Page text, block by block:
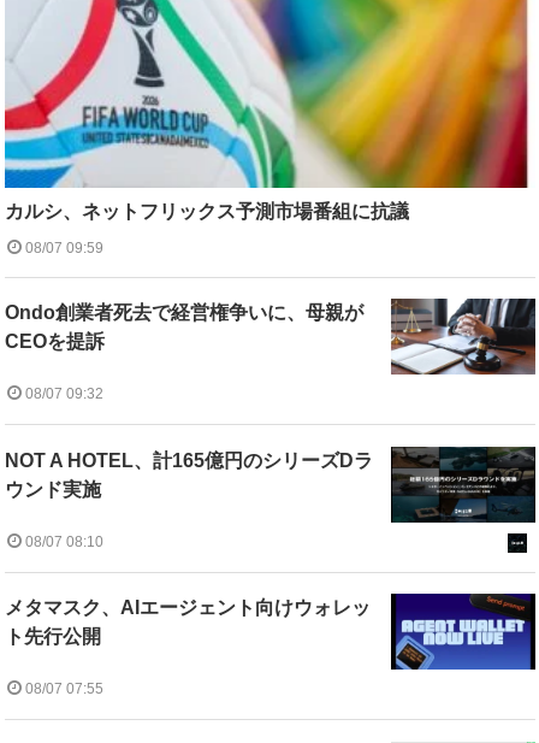
カルシ、ネットフリックス予測市場番組に抗議
08/07 09:59
Ondo創業者死去で経営権争いに、母親が
CEOを提訴
08/07 09:32
NOT A HOTEL、計165億円のシリーズDラ
ウンド実施
08/07 08:10
メタマスク、AIエージェント向けウォレッ
ト先行公開
08/07 07:55